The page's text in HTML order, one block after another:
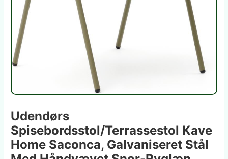
Udendørs
Spisebordsstol/terrassestol Kave
Home Saconca, Galvaniseret Stål